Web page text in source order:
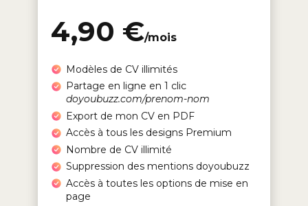
4,90 €/mois
Modèles de CV illimités
Partage en ligne en 1 clic
doyoubuzz.com/prenom-nom
Export de mon CV en PDF
Accès à tous les designs Premium
Nombre de CV illimité
Suppression des mentions doyoubuzz
Accès à toutes les options de mise en
page